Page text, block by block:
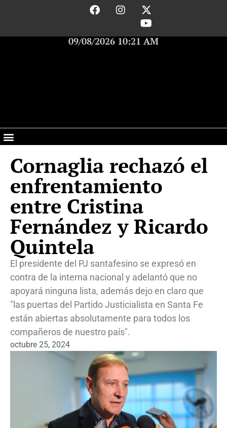
09/08/2026 10:21 AM
Cornaglia rechazó el
enfrentamiento
entre Cristina
Fernández y Ricardo
Quintela
El presidente del PJ santafesino se expresó en
contra de la interna nacional y adelantó que no
apoyará ninguna lista, además dejo en claro que
"las puertas del Partido Justicialista en Santa Fe
están abiertas absolutamente para todos los
compañeros de nuestro país".
octubre 25, 2024